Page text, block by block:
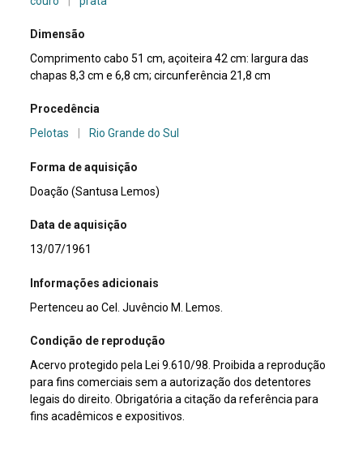
Dimensão
Comprimento cabo 51 cm, açoiteira 42 cm: largura das
chapas 8,3 cm e 6,8 cm; circunferência 21,8 cm
Procedência
Pelotas
Rio Grande do Sul
Forma de aquisição
Doação (Santusa Lemos)
Data de aquisição
13/07/1961
Informações adicionais
Pertenceu ao Cel. Juvêncio M. Lemos.
Condição de reprodução
Acervo protegido pela Lei 9.610/98. Proibida a reprodução
para fins comerciais sem a autorização dos detentores
legais do direito. Obrigatória a citação da referência para
fins acadêmicos e expositivos.